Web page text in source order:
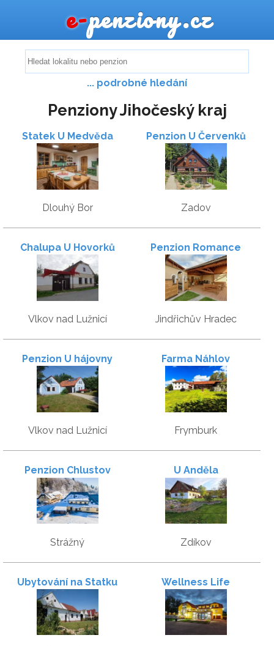
e-penziony.cz
... podrobné hledání
Penziony Jihočeský kraj
Statek U Medvěda
Dlouhý Bor
Penzion U Červenků
Zadov
Chalupa U Hovorků
Vlkov nad Lužnicí
Penzion Romance
Jindřichův Hradec
Penzion U hájovny
Vlkov nad Lužnicí
Farma Náhlov
Frymburk
Penzion Chlustov
Strážný
U Anděla
Zdíkov
Ubytování na Statku Wellness Life